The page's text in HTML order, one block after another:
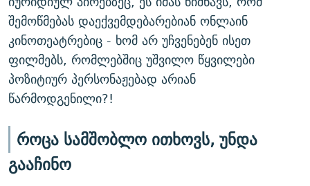
შემოწმებას დაექვემდებარებიან ონლაინ
კინოთეატრებიც - ხომ არ უჩვენებენ ისეთ
ფილმებს, რომლებშიც უშვილო წყვილები
პოზიტიურ პერსონაჟებად არიან
წარმოდგენილი?!
როცა სამშობლო ითხოვს, უნდა
გააჩინო